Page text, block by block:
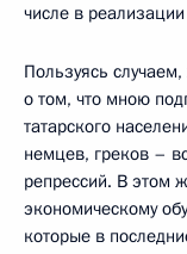
числе в
Пользуясь
о том, что мною
татарского
немцев, греков –
репрессий. В этом
экономическому
которые в